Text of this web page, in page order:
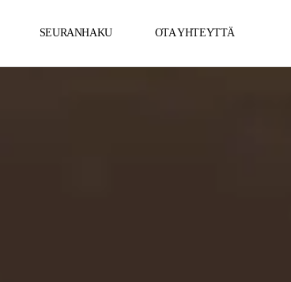
SEURANHAKU OTA YHTEYTTÄ